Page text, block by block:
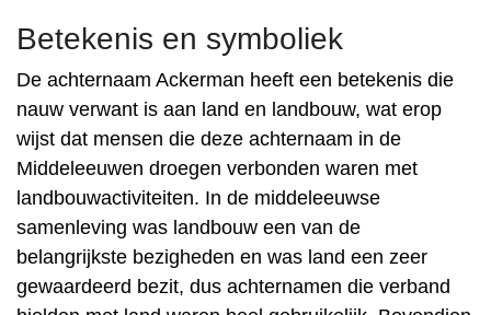
Betekenis en symboliek
De achternaam Ackerman heeft een betekenis die
nauw verwant is aan land en landbouw, wat erop
wijst dat mensen die deze achternaam in de
Middeleeuwen droegen verbonden waren met
landbouwactiviteiten. In de middeleeuwse
samenleving was landbouw een van de
belangrijkste bezigheden en was land een zeer
gewaardeerd bezit, dus achternamen die verband